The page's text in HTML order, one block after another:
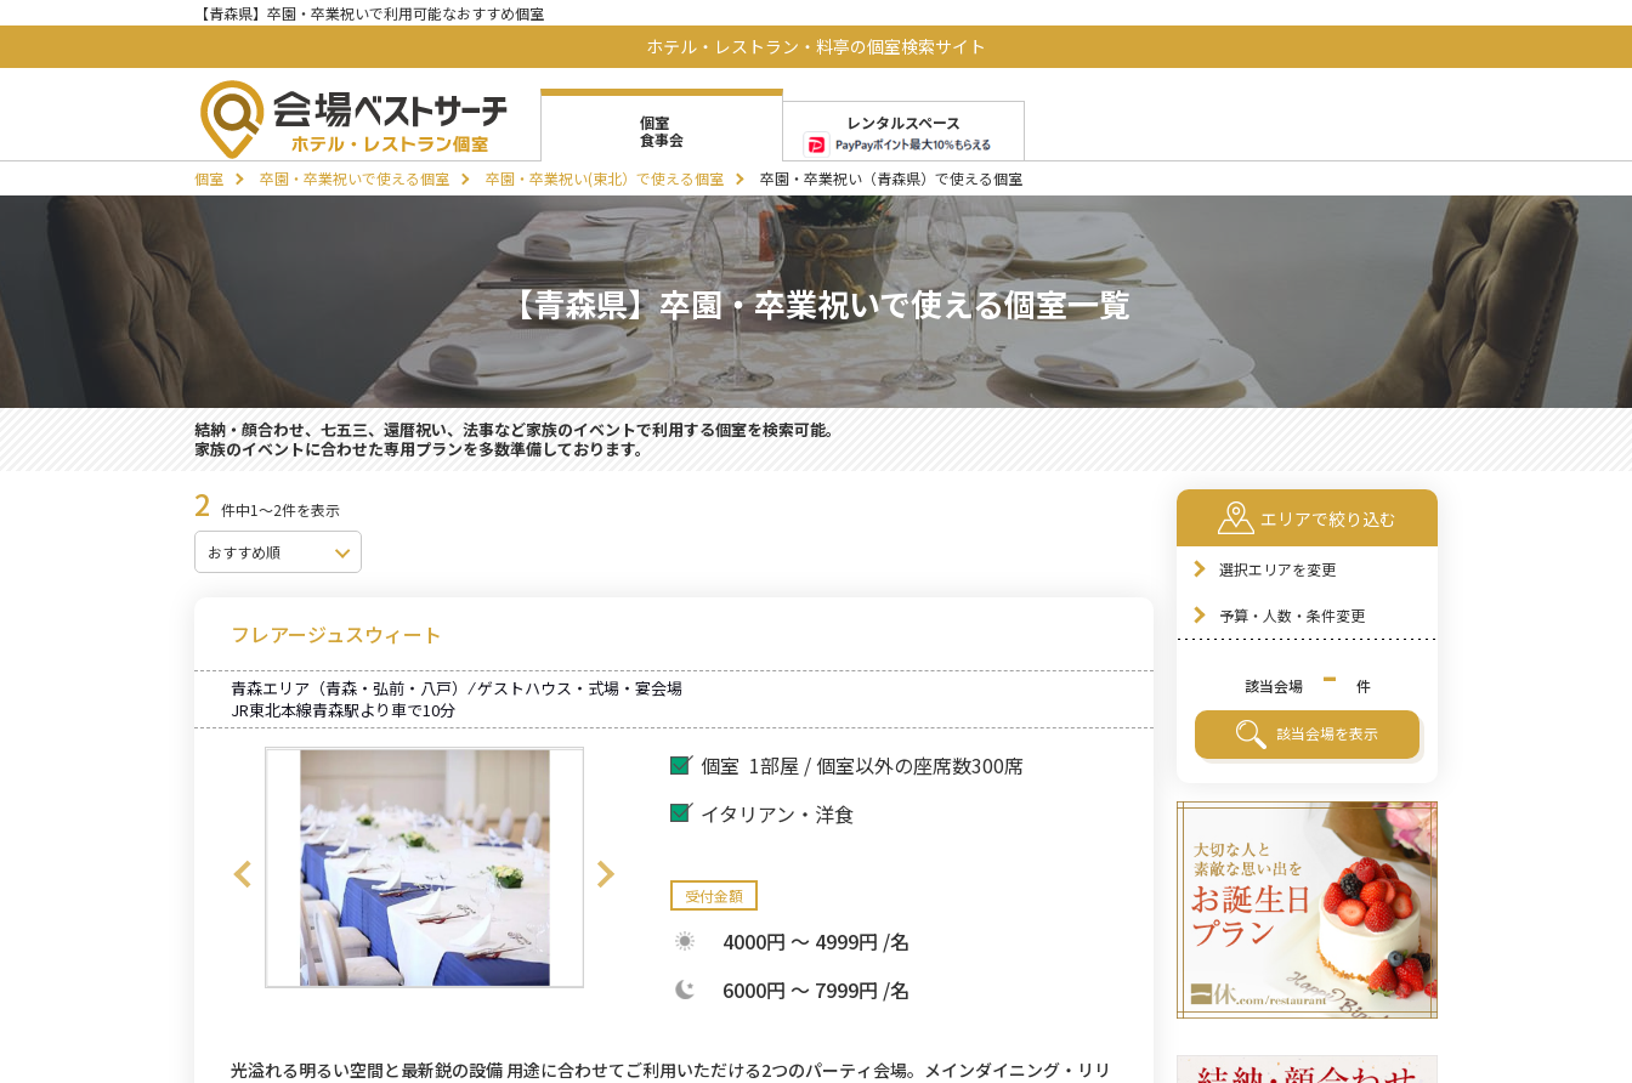
【青森県】卒園・卒業祝いで利用可能なおすすめ個室
ホテル・レストラン・料亭の個室検索サイト
個室
食事会
レンタルスペース
個室 卒園・卒業祝いで使える個室 卒園・卒業祝い(東北）で使える個室 卒園・卒業祝い（青森県）で使える個室
【青森県】卒園・卒業祝いで使える個室一覧
結納・顔合わせ、七五三、還暦祝い、法事など家族のイベントで利用する個室を検索可能。
家族のイベントに合わせた専用プランを多数準備しております。
2 件中1～2件を表示
フレアージュスウィート
青森エリア（青森・弘前・八戸） ⁄ ゲストハウス・式場・宴会場
JR東北本線青森駅より車で10分
個室 1部屋 / 個室以外の座席数300席
イタリアン・洋食
受付金額
4000円 ～ 4999円 /名
6000円 ～ 7999円 /名
光溢れる明るい空間と最新鋭の設備 用途に合わせてご利用いただける2つのパーティ会場。メインダイニング・リリ
エリアで絞り込む
選択エリアを変更
予算・人数・条件変更
該当会場 - 件
該当会場を表示